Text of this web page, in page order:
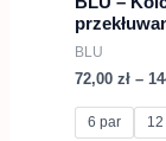
BLU
72,00 zł –
6 par
na
stronie
produktu